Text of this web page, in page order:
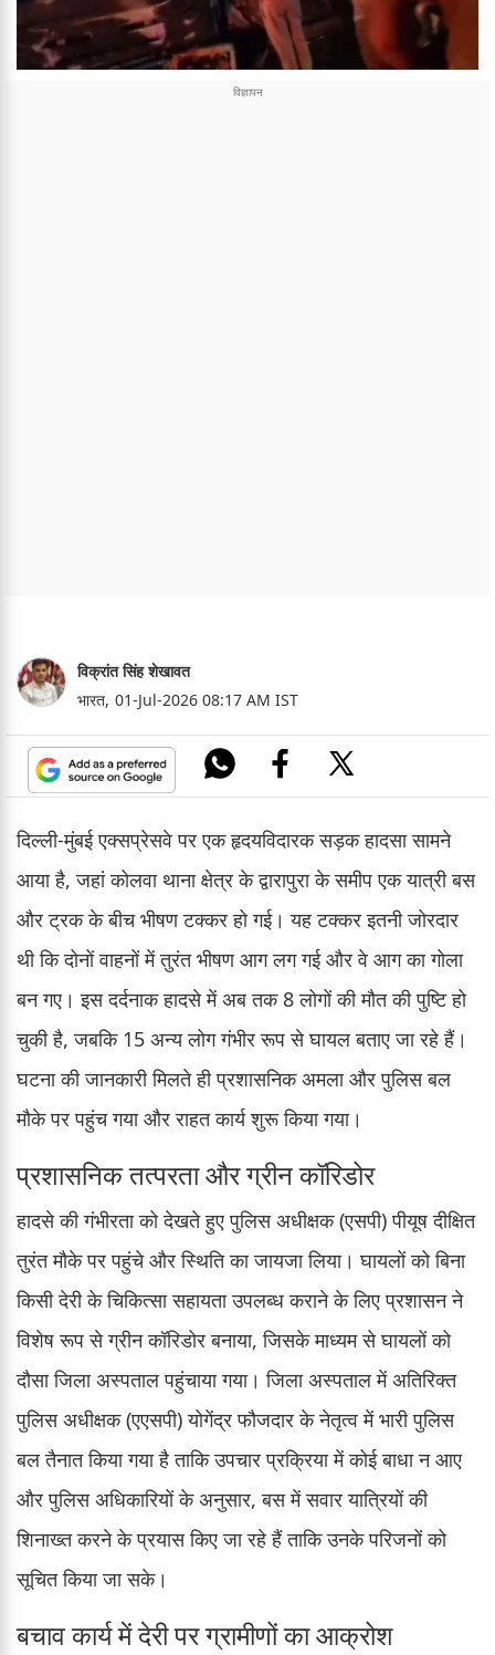
विक्रांत सिंह शेखावत
भारत, 01-Jul-2026 08:17 AM IST
दिल्ली-मुंबई एक्सप्रेसवे पर एक हृदयविदारक सड़क हादसा सामने
आया है, जहां कोलवा थाना क्षेत्र के द्वारापुरा के समीप एक यात्री बस
और ट्रक के बीच भीषण टक्कर हो गई। यह टक्कर इतनी जोरदार
थी कि दोनों वाहनों में तुरंत भीषण आग लग गई और वे आग का गोला
बन गए। इस दर्दनाक हादसे में अब तक 8 लोगों की मौत की पुष्टि हो
चुकी है, जबकि 15 अन्य लोग गंभीर रूप से घायल बताए जा रहे हैं।
घटना की जानकारी मिलते ही प्रशासनिक अमला और पुलिस बल
मौके पर पहुंच गया और राहत कार्य शुरू किया गया।
प्रशासनिक तत्परता और ग्रीन कॉरिडोर
हादसे की गंभीरता को देखते हुए पुलिस अधीक्षक (एसपी) पीयूष दीक्षित
तुरंत मौके पर पहुंचे और स्थिति का जायजा लिया। घायलों को बिना
किसी देरी के चिकित्सा सहायता उपलब्ध कराने के लिए प्रशासन ने
विशेष रूप से ग्रीन कॉरिडोर बनाया, जिसके माध्यम से घायलों को
दौसा जिला अस्पताल पहुंचाया गया। जिला अस्पताल में अतिरिक्त
पुलिस अधीक्षक (एएसपी) योगेंद्र फौजदार के नेतृत्व में भारी पुलिस
बल तैनात किया गया है ताकि उपचार प्रक्रिया में कोई बाधा न आए
और पुलिस अधिकारियों के अनुसार, बस में सवार यात्रियों की
शिनाख्त करने के प्रयास किए जा रहे हैं ताकि उनके परिजनों को
सूचित किया जा सके।
बचाव कार्य में देरी पर ग्रामीणों का आक्रोश